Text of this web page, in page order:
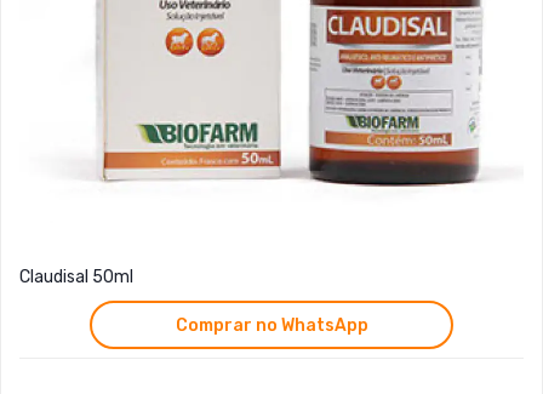
Claudisal 50ml
Comprar no WhatsApp